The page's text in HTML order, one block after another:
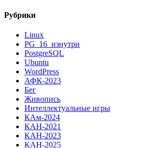
Рубрики
Linux
PG_16_изнутри
PostgreSQL
Ubuntu
WordPress
АФК-2023
Бег
Живопись
Интеллектуальные игры
КАм-2024
КАН-2021
КАН-2023
КАН-2025